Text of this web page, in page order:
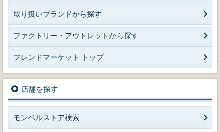
取り扱いブランドから探す
ファクトリー・アウトレットから探す
フレンドマーケット トップ
店舗を探す
モンベルストア検索